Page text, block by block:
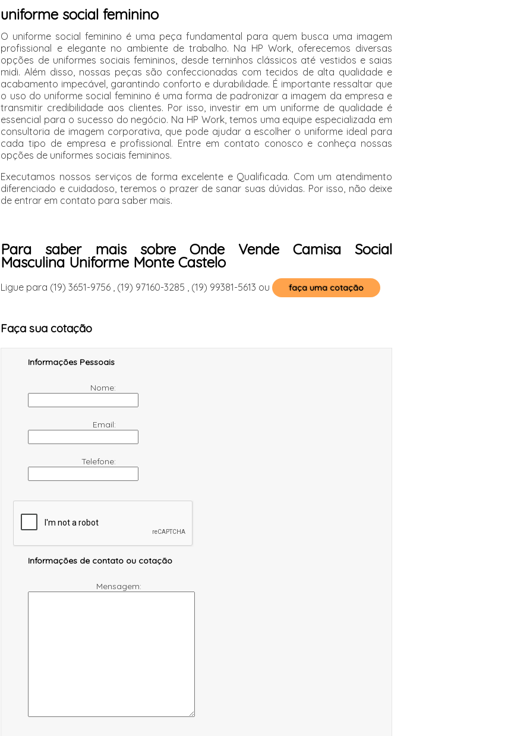
uniforme social feminino
O uniforme social feminino é uma peça fundamental para quem busca uma imagem
profissional e elegante no ambiente de trabalho. Na HP Work, oferecemos diversas
opções de uniformes sociais femininos, desde terninhos clássicos até vestidos e saias
midi. Além disso, nossas peças são confeccionadas com tecidos de alta qualidade e
acabamento impecável, garantindo conforto e durabilidade. É importante ressaltar que
o uso do uniforme social feminino é uma forma de padronizar a imagem da empresa e
transmitir credibilidade aos clientes. Por isso, investir em um uniforme de qualidade é
essencial para o sucesso do negócio. Na HP Work, temos uma equipe especializada em
consultoria de imagem corporativa, que pode ajudar a escolher o uniforme ideal para
cada tipo de empresa e profissional. Entre em contato conosco e conheça nossas
opções de uniformes sociais femininos.
Executamos nossos serviços de forma excelente e Qualificada. Com um atendimento
diferenciado e cuidadoso, teremos o prazer de sanar suas dúvidas. Por isso, não deixe
de entrar em contato para saber mais.
Para saber mais sobre Onde Vende Camisa Social
Masculina Uniforme Monte Castelo
Ligue para (19) 3651-9756 , (19) 97160-3285 , (19) 99381-5613 ou faça uma cotação
Faça sua cotação
Informações Pessoais
Nome:
Email:
Telefone:
Informações de contato ou cotação
Mensagem: